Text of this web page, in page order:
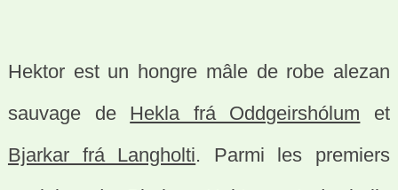
Hektor est un hongre mâle de robe alezan
sauvage de Hekla frá Oddgeirshólum et
Bjarkar frá Langholti. Parmi les premiers